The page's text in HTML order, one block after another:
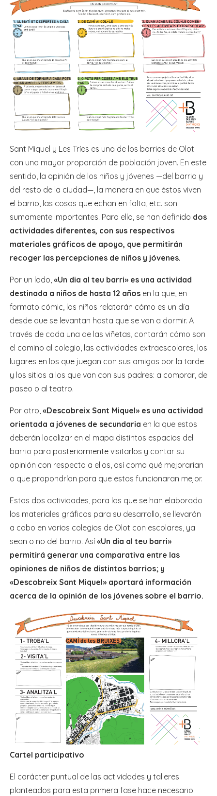
Sant Miquel y Les Tríes es uno de los barrios de Olot
con una mayor proporción de población joven. En este
sentido, la opinión de los niños y jóvenes —del barrio y
del resto de la ciudad—, la manera en que éstos viven
el barrio, las cosas que echan en falta, etc. son
sumamente importantes. Para ello, se han definido dos
actividades diferentes, con sus respectivos
materiales gráficos de apoyo, que permitirán
recoger las percepciones de niños y jóvenes.
Por un lado, «Un dia al teu barri» es una actividad
destinada a niños de hasta 12 años en la que, en
formato cómic, los niños relatarán cómo es un día
desde que se levantan hasta que se van a dormir. A
través de cada una de las viñetas, contarán cómo son
el camino al colegio, las actividades extraescolares, los
lugares en los que juegan con sus amigos por la tarde
y los sitios a los que van con sus padres: a comprar, de
paseo o al teatro.
Por otro, «Descobreix Sant Miquel» es una actividad
orientada a jóvenes de secundaria en la que estos
deberán localizar en el mapa distintos espacios del
barrio para posteriormente visitarlos y contar su
opinión con respecto a ellos, así como qué mejorarían
o que propondrían para que estos funcionaran mejor.
Estas dos actividades, para las que se han elaborado
los materiales gráficos para su desarrollo, se llevarán
a cabo en varios colegios de Olot con escolares, ya
sean o no del barrio. Así «Un dia al teu barri»
permitirá generar una comparativa entre las
opiniones de niños de distintos barrios; y
«Descobreix Sant Miquel» aportará información
acerca de la opinión de los jóvenes sobre el barrio.
Cartel participativo
El carácter puntual de las actividades y talleres
planteados para esta primera fase hace necesario